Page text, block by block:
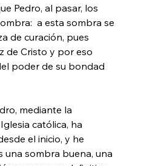
Pedro, al pasar, los
a esta sombra se
de curación, pues
de Cristo y por eso
poder de su bondad
mediante la
católica, ha
el inicio, y he
una sombra buena, una